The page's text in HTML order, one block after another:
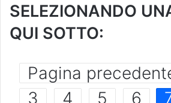
SELEZIONANDO
QUI SOTTO:
Pagina
3
4 5 6